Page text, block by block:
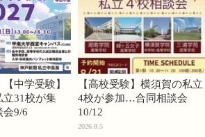
【中学受験】
立31校が集
会9/6
【高校受験】横須賀の私立
4校が参加…合同相談会
10/12
2026.8.5